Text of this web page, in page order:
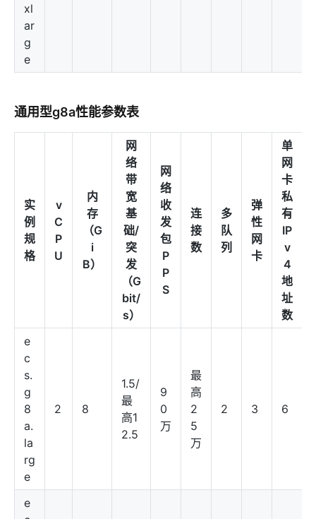
xl
ar
g
e
通用型g8a性能参数表
实
例
规
格
v
C
P
U
内
存
（G
i
B）
网
络
带
宽
基
础/
突
发
（G
bit/
s）
网
络
收
发
包
P
P
S
连
接
数
多
队
列
弹
性
网
卡
单
网
卡
私
有
IP
v
4
地
址
数
e
c
s.
g
8
a.
la
rg
e
2 8
1.5/
最
高1
2.5
9
0
万
最
高
2
5
万
2 3 6
e